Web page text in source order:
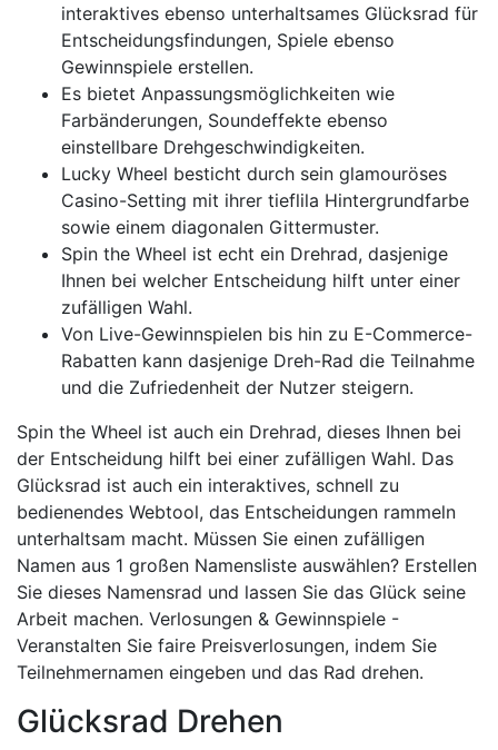
interaktives ebenso unterhaltsames Glücksrad für
Entscheidungsfindungen, Spiele ebenso
Gewinnspiele erstellen.
Es bietet Anpassungsmöglichkeiten wie
Farbänderungen, Soundeffekte ebenso
einstellbare Drehgeschwindigkeiten.
Lucky Wheel besticht durch sein glamouröses
Casino-Setting mit ihrer tieflila Hintergrundfarbe
sowie einem diagonalen Gittermuster.
Spin the Wheel ist echt ein Drehrad, dasjenige
Ihnen bei welcher Entscheidung hilft unter einer
zufälligen Wahl.
Von Live-Gewinnspielen bis hin zu E-Commerce-
Rabatten kann dasjenige Dreh-Rad die Teilnahme
und die Zufriedenheit der Nutzer steigern.
Spin the Wheel ist auch ein Drehrad, dieses Ihnen bei
der Entscheidung hilft bei einer zufälligen Wahl. Das
Glücksrad ist auch ein interaktives, schnell zu
bedienendes Webtool, das Entscheidungen rammeln
unterhaltsam macht. Müssen Sie einen zufälligen
Namen aus 1 großen Namensliste auswählen? Erstellen
Sie dieses Namensrad und lassen Sie das Glück seine
Arbeit machen. Verlosungen & Gewinnspiele -
Veranstalten Sie faire Preisverlosungen, indem Sie
Teilnehmernamen eingeben und das Rad drehen.
Glücksrad Drehen